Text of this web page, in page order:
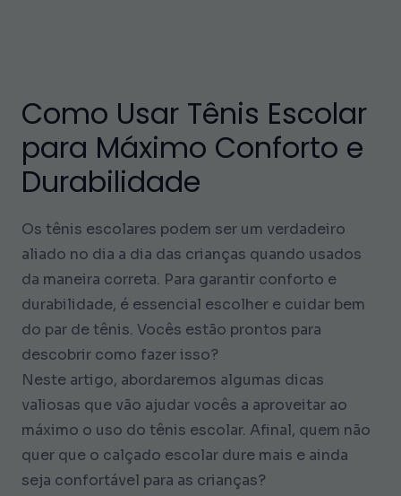
Como Usar Tênis Escolar
para Máximo Conforto e
Durabilidade
Os tênis escolares podem ser um verdadeiro
aliado no dia a dia das crianças quando usados
da maneira correta. Para garantir conforto e
durabilidade, é essencial escolher e cuidar bem
do par de tênis. Vocês estão prontos para
descobrir como fazer isso?
Neste artigo, abordaremos algumas dicas
valiosas que vão ajudar vocês a aproveitar ao
máximo o uso do tênis escolar. Afinal, quem não
quer que o calçado escolar dure mais e ainda
seja confortável para as crianças?